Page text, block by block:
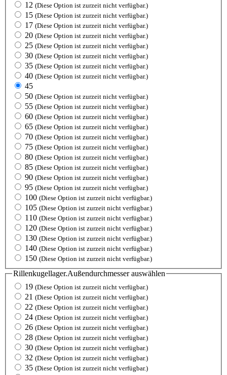
12 (Diese Option ist zurzeit nicht verfügbar.)
15 (Diese Option ist zurzeit nicht verfügbar.)
17 (Diese Option ist zurzeit nicht verfügbar.)
20 (Diese Option ist zurzeit nicht verfügbar.)
25 (Diese Option ist zurzeit nicht verfügbar.)
30 (Diese Option ist zurzeit nicht verfügbar.)
35 (Diese Option ist zurzeit nicht verfügbar.)
40 (Diese Option ist zurzeit nicht verfügbar.)
45
50 (Diese Option ist zurzeit nicht verfügbar.)
55 (Diese Option ist zurzeit nicht verfügbar.)
60 (Diese Option ist zurzeit nicht verfügbar.)
65 (Diese Option ist zurzeit nicht verfügbar.)
70 (Diese Option ist zurzeit nicht verfügbar.)
75 (Diese Option ist zurzeit nicht verfügbar.)
80 (Diese Option ist zurzeit nicht verfügbar.)
85 (Diese Option ist zurzeit nicht verfügbar.)
90 (Diese Option ist zurzeit nicht verfügbar.)
95 (Diese Option ist zurzeit nicht verfügbar.)
100 (Diese Option ist zurzeit nicht verfügbar.)
105 (Diese Option ist zurzeit nicht verfügbar.)
110 (Diese Option ist zurzeit nicht verfügbar.)
120 (Diese Option ist zurzeit nicht verfügbar.)
130 (Diese Option ist zurzeit nicht verfügbar.)
140 (Diese Option ist zurzeit nicht verfügbar.)
150 (Diese Option ist zurzeit nicht verfügbar.)
Rillenkugellager.Außendurchmesserauswählen
19 (Diese Option ist zurzeit nicht verfügbar.)
21 (Diese Option ist zurzeit nicht verfügbar.)
22 (Diese Option ist zurzeit nicht verfügbar.)
24 (Diese Option ist zurzeit nicht verfügbar.)
26 (Diese Option ist zurzeit nicht verfügbar.)
28 (Diese Option ist zurzeit nicht verfügbar.)
30 (Diese Option ist zurzeit nicht verfügbar.)
32 (Diese Option ist zurzeit nicht verfügbar.)
35 (Diese Option ist zurzeit nicht verfügbar.)